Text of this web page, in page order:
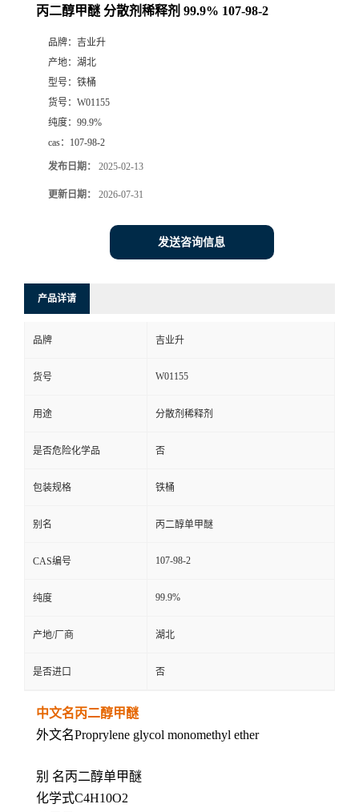
丙二醇甲醚 分散剂稀释剂 99.9% 107-98-2
品牌： 吉业升
产地： 湖北
型号： 铁桶
货号： W01155
纯度： 99.9%
cas： 107-98-2
发布日期： 2025-02-13
更新日期： 2026-07-31
发送咨询信息
产品详请
品牌 吉业升
货号 W01155
用途 分散剂稀释剂
是否危险化学品 否
包装规格 铁桶
别名 丙二醇单甲醚
CAS编号 107-98-2
纯度 99.9%
产地/厂商 湖北
是否进口 否
中文名丙二醇甲醚
外文名Proprylene glycol monomethyl ether
别 名丙二醇单甲醚
化学式C4H10O2